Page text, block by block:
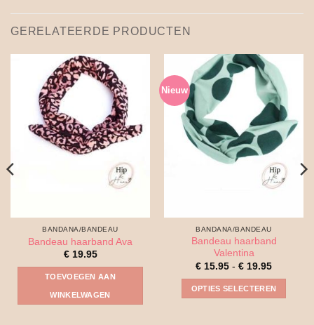
GERELATEERDE PRODUCTEN
BANDANA/BANDEAU
Bandeau haarband Ava
€19.95
TOEVOEGEN AAN
WINKELWAGEN
Nieuw
BANDANA/BANDEAU
Bandeau haarband
Valentina
€ 15.95 - € 19.95
tot
€ 19.95
OPTIES SELECTEREN